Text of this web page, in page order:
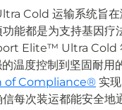
Cold 运输系统旨在
能都是为支持基因疗
Elite™ Ultra Cold
温度控制到坚固耐用
of Compliance® 实
每次装运都能安全地